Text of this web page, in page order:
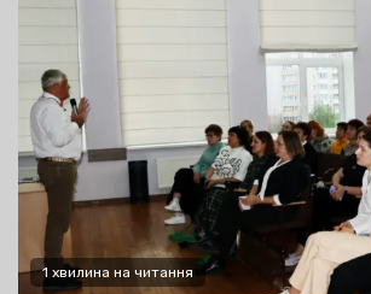
1 хвилина на читання